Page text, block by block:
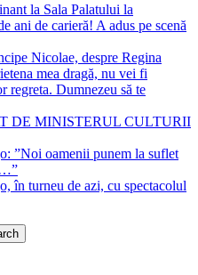
la Sala Palatului la
ani de carieră! A adus pe scenă
Nicolae, despre Regina
mea dragă, nu vei fi
regreta. Dumnezeu să te
DE MINISTERUL CULTURII
”Noi oamenii punem la suflet
în turneu de azi, cu spectacolul